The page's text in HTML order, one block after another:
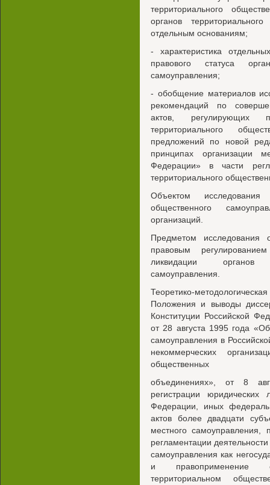
территориального
органов
отдельным основаниям;
- характеристика
правового статуса
самоуправления;
- обобщение материалов
рекомендаций по
актов, регулирующих
территориального
предложений по новой
принципах организации
Федерации» в части
территориального
Объектом исследования
общественного
организаций.
Предметом исследования
правовым
ликвидации органов
самоуправления.
Теоретико-
Положения и выводы
Конституции Российской
от 28 августа 1995 года
самоуправления в
некоммерческих
общественных
объединениях», от 8
регистрации юридических
Федерации, иных
актов более двадцати
местного самоуправления,
регламентации
самоуправления как
и правоприменение
территориальном